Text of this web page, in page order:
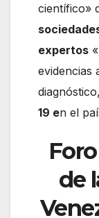
científico»
expertos
evidencias
19 en el
de